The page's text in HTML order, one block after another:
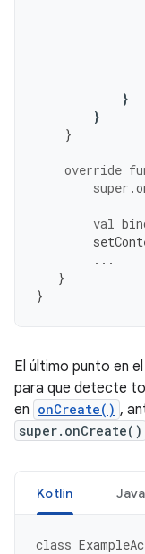
}
}
}
override
super .
val
...
}
}
El último punto en
para que detecte
en onCreate() ,
super.onCreate()
Kotlin Java
class